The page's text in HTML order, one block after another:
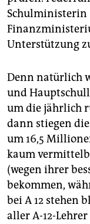
Schulministerin
Unterstützung
Denn natürlich
und
um die jährlich
dann stiegen
um 16,5
kaum
(wegen ihrer
bekommen,
bei A 12 stehen
aller A-12-